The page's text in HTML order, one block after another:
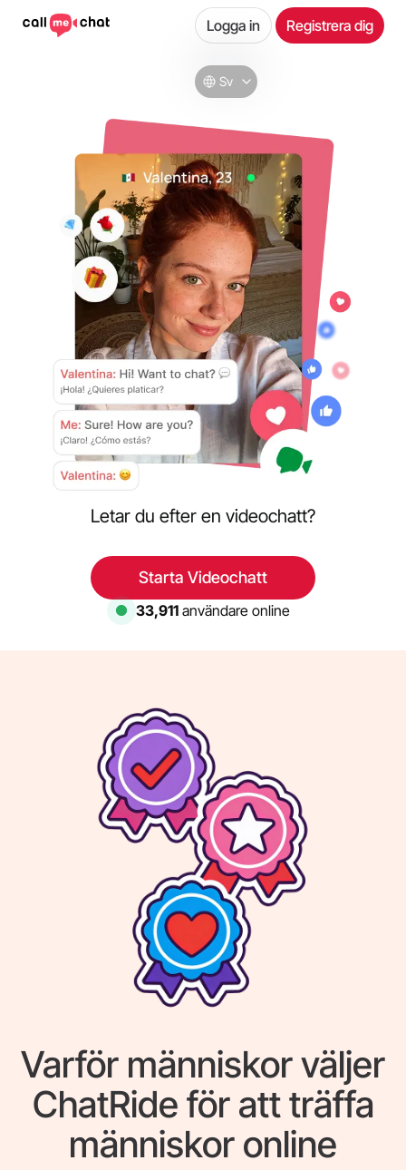
Sv
Logga in Registrera dig
Letar du efter en videochatt?
Starta Videochatt
33,911 användare online
Varför människor väljer
ChatRide för att träffa
människor online